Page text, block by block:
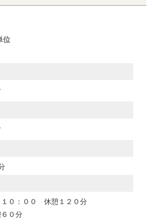
位
１０：００ 休憩１２０分
６０分